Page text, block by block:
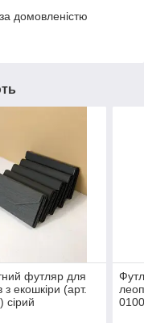
домовленістю
футляр для
з екошкіри (арт.
сірий